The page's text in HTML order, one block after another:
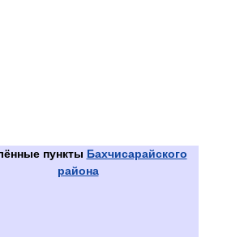
пункты Бахчисарайского
района